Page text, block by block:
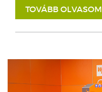
TOVÁBB OLVASOM